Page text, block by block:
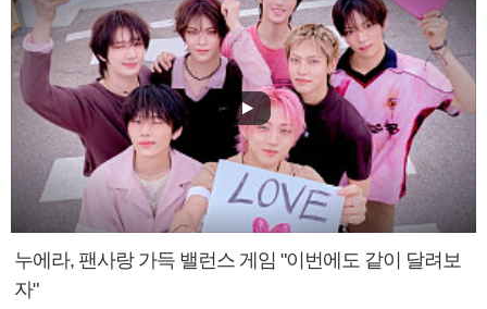
누에라, 팬사랑 가득 밸런스 게임 "이번에도 같이 달려보
자"